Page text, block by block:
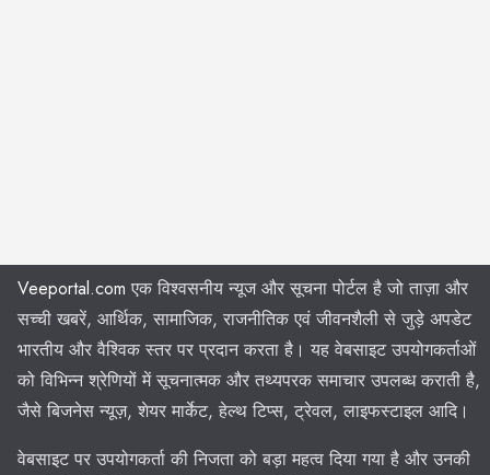
Veeportal.com एक विश्वसनीय न्यूज और सूचना पोर्टल है जो ताज़ा और
सच्ची खबरें, आर्थिक, सामाजिक, राजनीतिक एवं जीवनशैली से जुड़े अपडेट
भारतीय और वैश्विक स्तर पर प्रदान करता है। यह वेबसाइट उपयोगकर्ताओं
को विभिन्न श्रेणियों में सूचनात्मक और तथ्यपरक समाचार उपलब्ध कराती है,
जैसे बिजनेस न्यूज़, शेयर मार्केट, हेल्थ टिप्स, ट्रेवल, लाइफस्टाइल आदि।
वेबसाइट पर उपयोगकर्ता की निजता को बड़ा महत्व दिया गया है और उनकी